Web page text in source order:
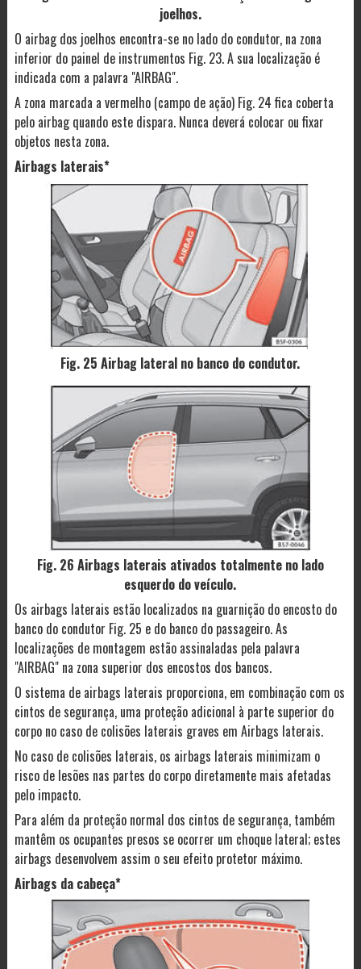
joelhos.
O airbag dos joelhos encontra-se no lado do condutor, na zona
inferior do painel de instrumentos Fig. 23. A sua localização é
indicada com a palavra "AIRBAG".
A zona marcada a vermelho (campo de ação) Fig. 24 fica coberta
pelo airbag quando este dispara. Nunca deverá colocar ou fixar
objetos nesta zona.
Airbags laterais*
Fig. 25 Airbag lateral no banco do condutor.
Fig. 26 Airbags laterais ativados totalmente no lado
esquerdo do veículo.
Os airbags laterais estão localizados na guarnição do encosto do
banco do condutor Fig. 25 e do banco do passageiro. As
localizações de montagem estão assinaladas pela palavra
"AIRBAG" na zona superior dos encostos dos bancos.
O sistema de airbags laterais proporciona, em combinação com os
cintos de segurança, uma proteção adicional à parte superior do
corpo no caso de colisões laterais graves em Airbags laterais.
No caso de colisões laterais, os airbags laterais minimizam o
risco de lesões nas partes do corpo diretamente mais afetadas
pelo impacto.
Para além da proteção normal dos cintos de segurança, também
mantêm os ocupantes presos se ocorrer um choque lateral; estes
airbags desenvolvem assim o seu efeito protetor máximo.
Airbags da cabeça*